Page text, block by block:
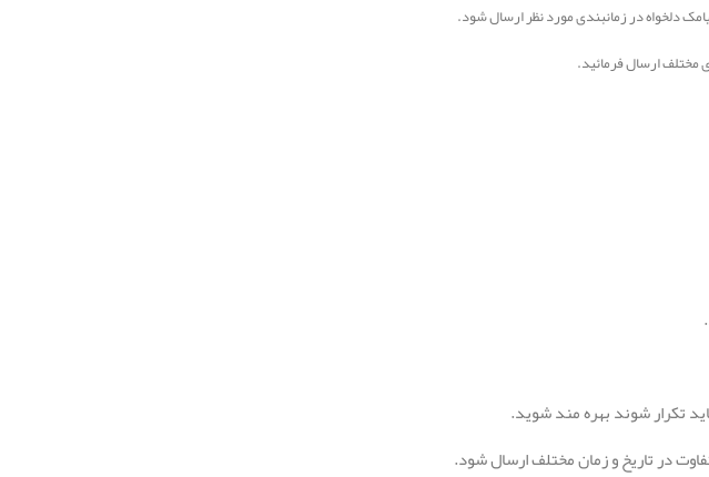
دلخواه در زمانبندی مورد نظر ارسال شود.
مختلف ارسال فرمائید.
تکرار شوند بهره مند شوید.
در تاریخ و زمان مختلف ارسال شود.